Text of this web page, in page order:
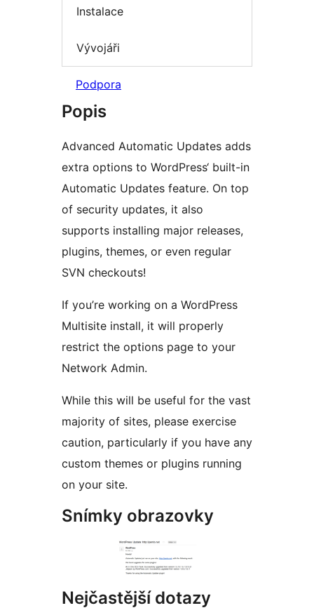
Instalace
Vývojáři
Podpora
Popis
Advanced Automatic Updates adds
extra options to WordPress‘ built-in
Automatic Updates feature. On top
of security updates, it also
supports installing major releases,
plugins, themes, or even regular
SVN checkouts!
If you’re working on a WordPress
Multisite install, it will properly
restrict the options page to your
Network Admin.
While this will be useful for the vast
majority of sites, please exercise
caution, particularly if you have any
custom themes or plugins running
on your site.
Snímky obrazovky
Nejčastější dotazy